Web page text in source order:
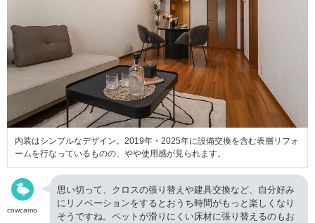
内装はシンプルなデザイン。2019年・2025年に設備交換を含む表層リフォ
ームを行なっているものの、やや使用感が見られます。
cowcamo
思い切って、クロスの張り替えや建具交換など、自分好み
にリノベーションをするとおうち時間がもっと楽しくなり
そうですね。ペットが滑りにくい床材に張り替えるのもお